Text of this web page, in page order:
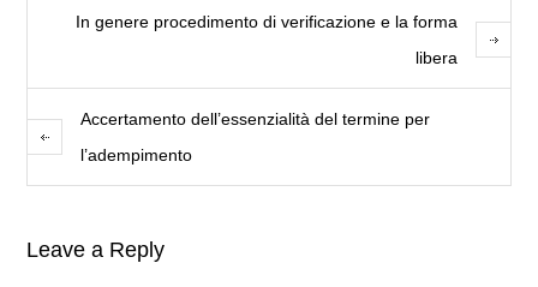
In genere procedimento di verificazione e la forma
libera
Accertamento dell’essenzialità del termine per
l’adempimento
Leave a Reply